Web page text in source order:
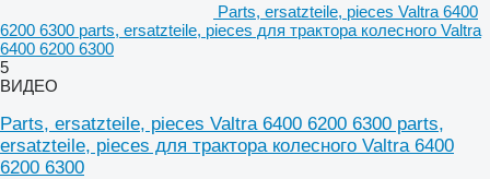
Parts, ersatzteile, pieces Valtra 6400
6200 6300 parts, ersatzteile, pieces для трактора колесного Valtra
6400 6200 6300
5
ВИДЕО
Parts, ersatzteile, pieces Valtra 6400 6200 6300 parts,
ersatzteile, pieces для трактора колесного Valtra 6400
6200 6300